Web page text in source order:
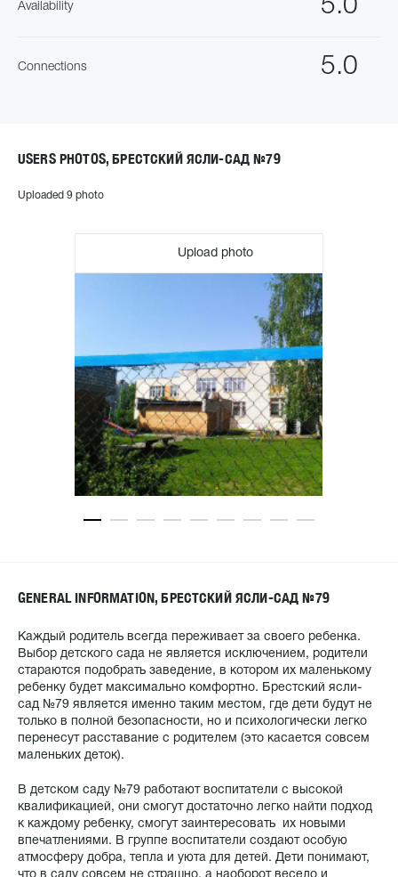
5.0
Availability
5.0
Connections
USERS PHOTOS, БРЕСТСКИЙ ЯСЛИ-САД №79
Uploaded 9 photo
Upload photo
GENERAL INFORMATION, БРЕСТСКИЙ ЯСЛИ-САД №79
Каждый родитель всегда переживает за своего ребенка.
Выбор детского сада не является исключением, родители
стараются подобрать заведение, в котором их маленькому
ребенку будет максимально комфортно. Брестский ясли-
сад №79 является именно таким местом, где дети будут не
только в полной безопасности, но и психологически легко
перенесут расставание с родителем (это касается совсем
маленьких деток).
В детском саду №79 работают воспитатели с высокой
квалификацией, они смогут достаточно легко найти подход
к каждому ребенку, смогут заинтересовать их новыми
впечатлениями. В группе воспитатели создают особую
атмосферу добра, тепла и уюта для детей. Дети понимают,